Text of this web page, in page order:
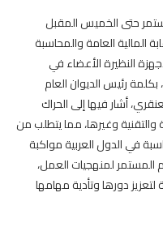
حتى الخميس المقبل
المالية العامة والمحاسبة
النظيرة الأعضاء في
بكلمة رئيس الديوان العام
أشار فيها إلى الحراك
والتقنية وغيرها، مما يتطلب من
في الدول العربية مواكبة
المستمر لمنهجيات العمل،
دورها وتأدية مهامها